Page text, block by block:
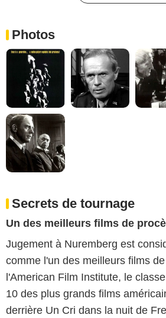
Photos
Secrets de tournage
Un des meilleurs films de
Jugement à Nuremberg est
comme l'un des meilleurs films
l'American Film Institute, le
10 des plus grands films
derrière Un Cri dans la nuit de